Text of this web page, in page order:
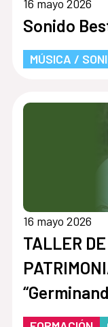
16 mayo 2026
Sonido
MÚSICA /
16 mayo 2026
TALLER